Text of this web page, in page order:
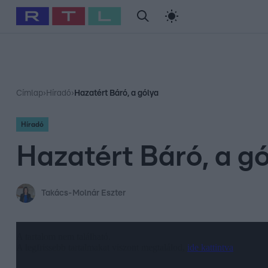
Babits Marcella Szellő István Most Wanted
Címlap› Híradó› Hazatért Báró, a gólya
Híradó
Hazatért Báró, a
Takács-Molnár Eszter